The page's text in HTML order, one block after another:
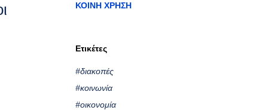
ΚΟΙΝΉ ΧΡΉΣΗ
Ετικέτες
#διακοπές
#κοινωνία
#οικονομία